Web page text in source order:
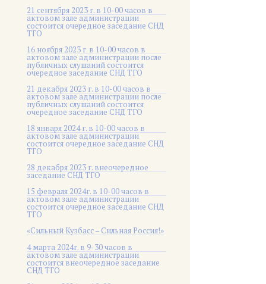
21 сентября 2023 г. в 10-00 часов в
актовом зале администрации
состоится очередное заседание СНД
ТГО
16 ноября 2023 г. в 10-00 часов в
актовом зале администрации после
публичных слушаний состоится
очередное заседание СНД ТГО
21 декабря 2023 г. в 10-00 часов в
актовом зале администрации после
публичных слушаний состоится
очередное заседание СНД ТГО
18 января 2024 г. в 10-00 часов в
актовом зале администрации
состоится очередное заседание СНД
ТГО
28 декабря 2023 г. внеочередное
заседание СНД ТГО
15 февраля 2024г. в 10-00 часов в
актовом зале администрации
состоится очередное заседание СНД
ТГО
«Сильный Кузбасс – Сильная Россия!»
4 марта 2024г. в 9-30 часов в
актовом зале администрации
состоится внеочередное заседание
СНД ТГО